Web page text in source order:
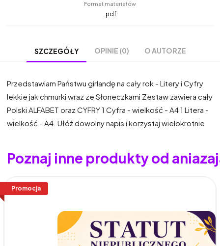
Format materiałów
.pdf
SZCZEGÓŁY OPINIE (0) O AUTORZE
Przedstawiam Państwu girlandę na cały rok - Litery i Cyfry
lekkie jak chmurki wraz ze Słoneczkami Zestaw zawiera cały
Polski ALFABET oraz CYFRY 1 Cyfra - wielkość - A4 1 Litera -
wielkość - A4. Ułóż dowolny napis i korzystaj wielokrotnie
Poznaj inne produkty od
Promocja